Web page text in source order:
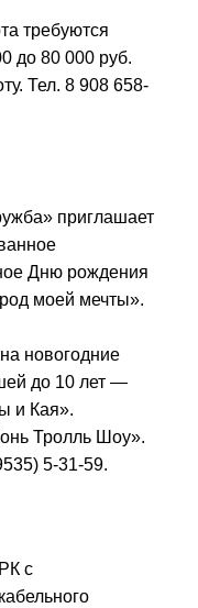
требуются
до 80 000 руб.
Тел. 8 908 658-
приглашает
Дню рождения
моей мечты».
новогодние
до 10 лет —
и Кая».
Тролль Шоу».
5-31-59.
с